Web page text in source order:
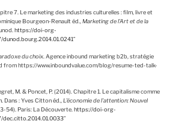
7. Le marketing des industries culturelles : film, livre et
Bourgeon-Renault éd.,Marketing de l’Art et de la
https://doi-org-
du choix. Agence inbound marketing b2b, stratégie
from https://www.inboundvalue.com/blog/resume-ted-talk-
M. & Poncet, P. (2014). Chapitre 1. Le capitalisme comme
Dans : Yves Citton éd.,L’économie de l’attention: Nouvel
54). Paris: La Découverte.https://doi-org-
dec.citto.2014.01.0033″